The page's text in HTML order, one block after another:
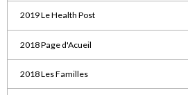
2019 Le Health Post
2018 Page d'Acueil
2018 Les Familles